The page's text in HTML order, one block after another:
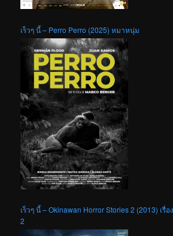
เร็วๆ นี้ – Perro Perro (2025) หมาหนุ่ม
เร็วๆ นี้ – Okinawan Horror Stories 2 (2013) เรื่
2